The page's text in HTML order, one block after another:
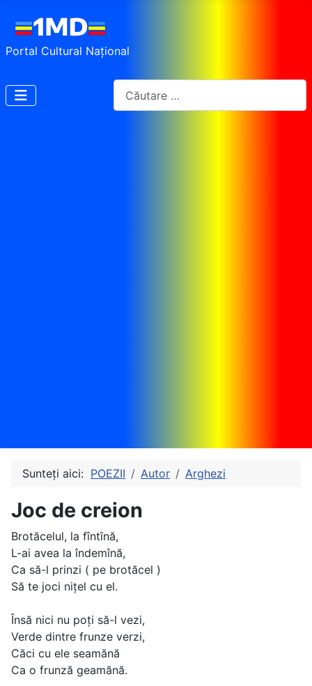
Portal Cultural Național
Sunteți aici: POEZII Autor Arghezi
Joc de creion
Brotăcelul, la fîntînă,
L-ai avea la îndemînă,
Ca să-l prinzi ( pe brotăcel )
Să te joci niţel cu el.
Însă nici nu poţi să-l vezi,
Verde dintre frunze verzi,
Căci cu ele seamănă
Ca o frunză geamănă.